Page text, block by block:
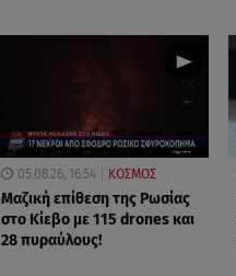
05.08.26, 16:54 ΚΟΣΜΟΣ
Μαζική επίθεση της Ρωσίας
στο Κίεβο με 115 drones και
28 πυραύλους!